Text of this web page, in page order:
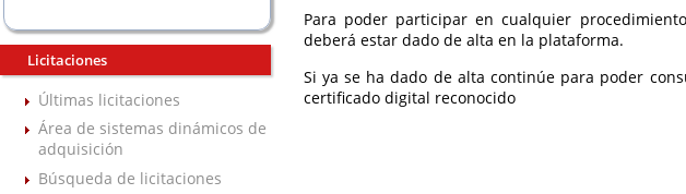
Licitaciones
Últimas licitaciones
Área de sistemas dinámicos de
adquisición
Búsqueda de licitaciones
Para poder participar en cualquier
deberá estar dado de alta en la plataforma.
Si ya se ha dado de alta continúe para poder
certificado digital reconocido